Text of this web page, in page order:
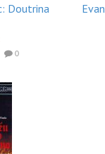
Doutrina
0